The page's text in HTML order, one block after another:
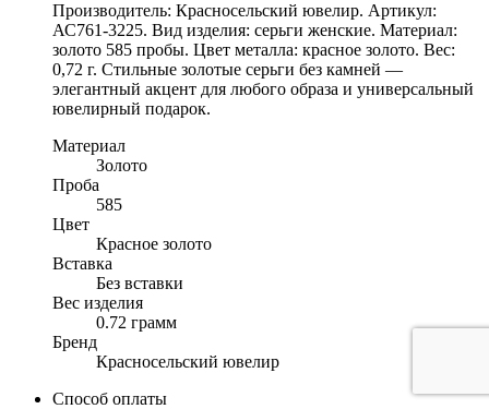
Производитель: Красносельский ювелир. Артикул:
АС761-3225. Вид изделия: серьги женские. Материал:
золото 585 пробы. Цвет металла: красное золото. Вес:
0,72 г. Стильные золотые серьги без камней —
элегантный акцент для любого образа и универсальный
ювелирный подарок.
Материал
Золото
Проба
585
Цвет
Красное золото
Вставка
Без вставки
Вес изделия
0.72 грамм
Бренд
Красносельский ювелир
Способ оплаты